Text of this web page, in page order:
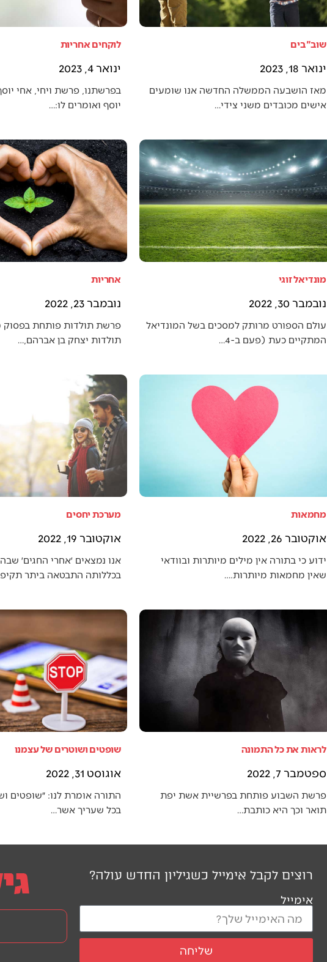
שוב"בים
ינואר 18, 2023
מאז הושבעה הממשלה החדשה אנו שומעים
אישים מכובדים משני צידי…
לוקחים אחריות
ינואר 4, 2023
בפרשתנו, פרשת ויחי, אחי
יוסף ואומרים לו:…
מונדיאל זוגי
נובמבר 30, 2022
עולם הספורט מרותק למסכים בשל המונדיאל
המתקיים כעת (פעם ב-4…
אחריות
נובמבר 23, 2022
פרשת תולדות פותחת בפסוק
תולדות יצחק בן אברהם,…
מחמאות
אוקטובר 26, 2022
ידוע כי בתורה אין מילים מיותרות ובוודאי
שאין מחמאות מיותרות.…
מערכת יחסים
אוקטובר 19, 2022
אנו נמצאים ׳אחרי החגים׳
בכללותה התבטאה ביתר
לראות את כל התמונה
ספטמבר 7, 2022
פרשת השבוע פותחת בפרשיית אשת יפת
תואר וכך היא כותבת…
שופטים ושוטרים של עצמנו
אוגוסט 31, 2022
התורה אומרת לנו: ״שופטים
בכל שעריך אשר…
רוצים לקבל אימייל כשגיליון החדש עולה?
אימייל
שליחה